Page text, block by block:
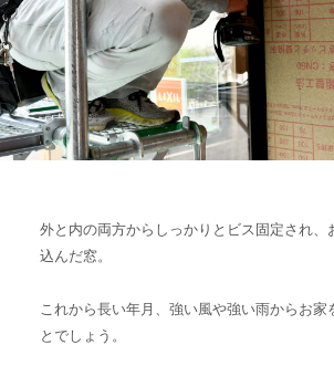
外と内の両方からしっかりとビス固定され、
込んだ窓。
これから長い年月、強い風や強い雨からお家
とでしょう。